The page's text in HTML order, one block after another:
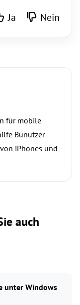
Ja Nein
für mobile
Bunutzer
iPhones und
auch
unter Windows